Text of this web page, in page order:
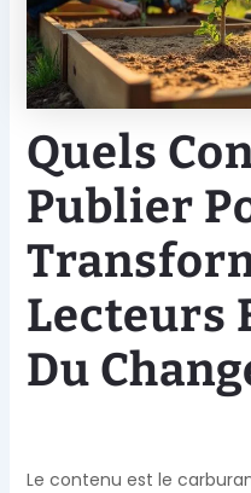
Quels
Publier
Lecteurs
Du
Le contenu est le